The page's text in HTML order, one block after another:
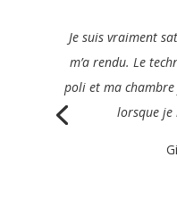
Je
gérants du secteur
rapides, clairs,
réparé mon